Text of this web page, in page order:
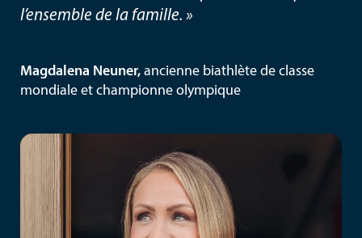
l’ensemble de la famille. »
Magdalena Neuner, ancienne biathlète de classe
mondiale et championne olympique